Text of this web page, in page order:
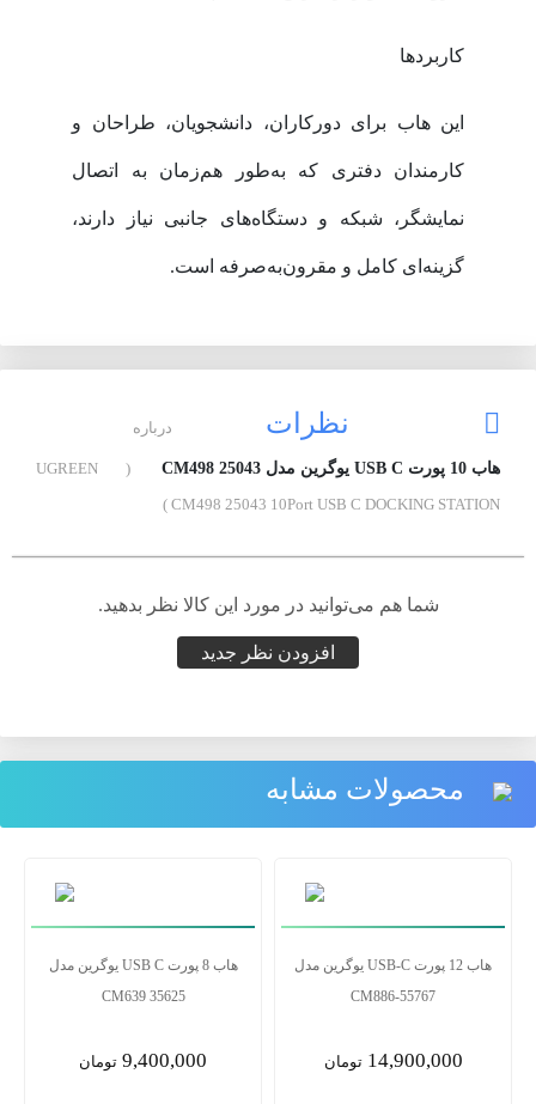
کاربردها
این هاب برای دورکاران، دانشجویان، طراحان و
کارمندان دفتری که به‌طور هم‌زمان به اتصال
نمایشگر، شبکه و دستگاه‌های جانبی نیاز دارند،
گزینه‌ای کامل و مقرون‌به‌صرفه است.
نظرات درباره
هاب 10 پورت USB C یوگرین مدل CM498 25043
( UGREEN
CM498 25043 10Port USB C DOCKING STATION )
شما هم می‌توانید در مورد این کالا نظر بدهید.
افزودن نظر جدید
محصولات مشابه
هاب 8 پورت USB C یوگرین مدل
CM639 35625
9,400,000 تومان
هاب 12 پورت USB-C یوگرین مدل
CM886-55767
14,900,000 تومان